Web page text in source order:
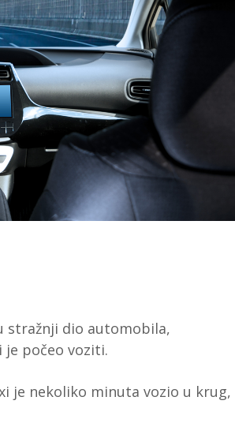
stražnji dio automobila,
je počeo voziti.
je nekoliko minuta vozio u krug,